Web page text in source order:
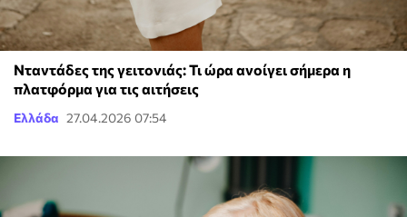
Νταντάδες της γειτονιάς: Τι ώρα ανοίγει σήμερα η
πλατφόρμα για τις αιτήσεις
Ελλάδα 27.04.2026 07:54